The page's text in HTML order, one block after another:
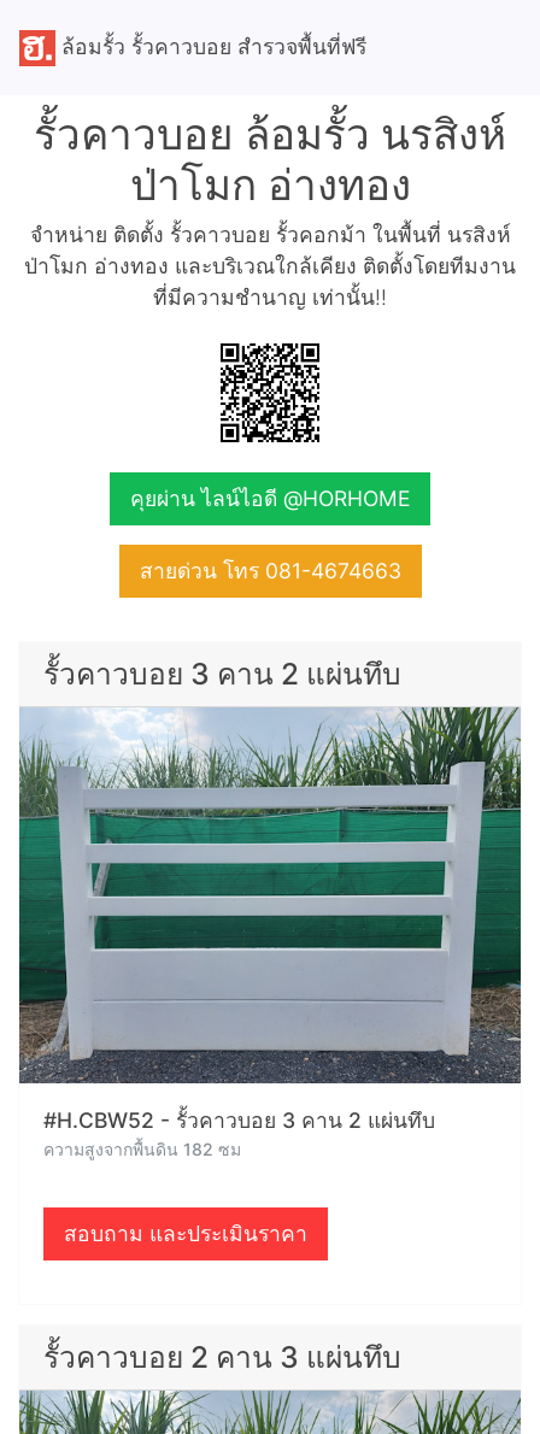
ล้อมรั้ว รั้วคาวบอย สำรวจพื้นที่ฟรี
รั้วคาวบอย ล้อมรั้ว นรสิงห์
ป่าโมก อ่างทอง
จำหน่าย ติดตั้ง รั้วคาวบอย รั้วคอกม้า ในพื้นที่ นรสิงห์
ป่าโมก อ่างทอง และบริเวณใกล้เคียง ติดตั้งโดยทีมงาน
ที่มีความชำนาญ เท่านั้น!!
คุยผ่าน ไลน์ไอดี @HORHOME
สายด่วน โทร 081-4674663
รั้วคาวบอย 3 คาน 2 แผ่นทึบ
#H.CBW52 - รั้วคาวบอย 3 คาน 2 แผ่นทึบ
ความสูงจากพื้นดิน 182 ซม
สอบถาม และประเมินราคา
รั้วคาวบอย 2 คาน 3 แผ่นทึบ